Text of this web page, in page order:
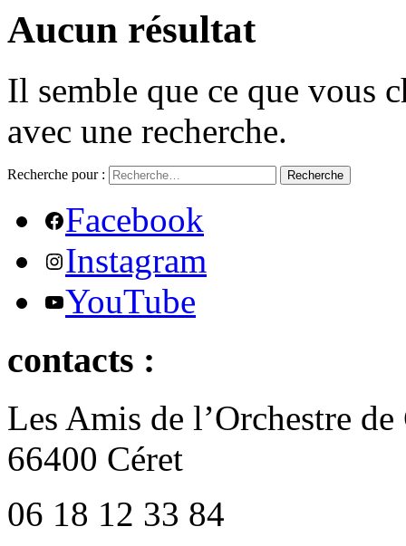
Aucun résultat
Il semble que ce que vous
avec une recherche.
Recherche pour : Recherche
Facebook
Instagram
YouTube
contacts :
Les Amis de l’Orchestre
66400 Céret
06 18 12 33 84